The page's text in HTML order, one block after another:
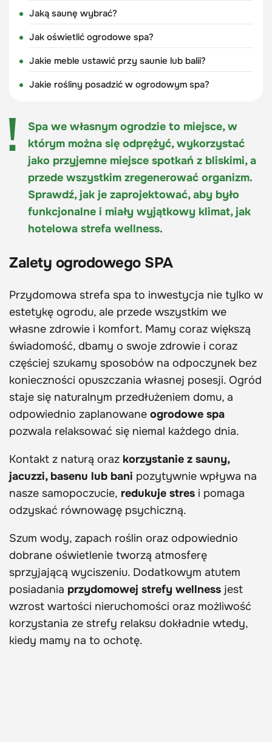
Jaką saunę wybrać?
Jak oświetlić ogrodowe spa?
Jakie meble ustawić przy saunie lub balii?
Jakie rośliny posadzić w ogrodowym spa?
Spa we własnym ogrodzie to miejsce, w
którym można się odprężyć, wykorzystać
jako przyjemne miejsce spotkań z bliskimi, a
przede wszystkim zregenerować organizm.
Sprawdź, jak je zaprojektować, aby było
funkcjonalne i miały wyjątkowy klimat, jak
hotelowa strefa wellness.
Zalety ogrodowego SPA
Przydomowa strefa spa to inwestycja nie tylko w
estetykę ogrodu, ale przede wszystkim we
własne zdrowie i komfort. Mamy coraz większą
świadomość, dbamy o swoje zdrowie i coraz
częściej szukamy sposobów na odpoczynek bez
konieczności opuszczania własnej posesji. Ogród
staje się naturalnym przedłużeniem domu, a
odpowiednio zaplanowane ogrodowe spa
pozwala relaksować się niemal każdego dnia.
Kontakt z naturą oraz korzystanie z sauny,
jacuzzi, basenu lub bani pozytywnie wpływa na
nasze samopoczucie, redukuje stres i pomaga
odzyskać równowagę psychiczną.
Szum wody, zapach roślin oraz odpowiednio
dobrane oświetlenie tworzą atmosferę
sprzyjającą wyciszeniu. Dodatkowym atutem
posiadania przydomowej strefy wellness jest
wzrost wartości nieruchomości oraz możliwość
korzystania ze strefy relaksu dokładnie wtedy,
kiedy mamy na to ochotę.